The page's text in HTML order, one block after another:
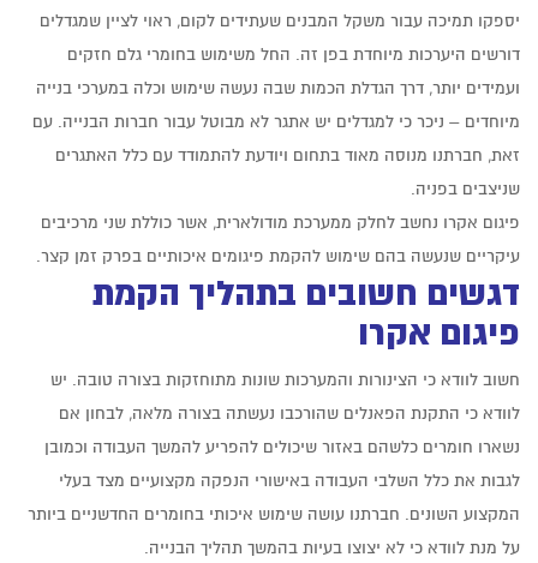
יספקו תמיכה עבור משקל המבנים שעתידים לקום, ראוי לציין שמגדלים
דורשים היערכות מיוחדת בפן זה. החל משימוש בחומרי גלם חזקים
ועמידים יותר, דרך הגדלת הכמות שבה נעשה שימוש וכלה במערכי בנייה
מיוחדים – ניכר כי למגדלים יש אתגר לא מבוטל עבור חברות הבנייה. עם
זאת, חברתנו מנוסה מאוד בתחום ויודעת להתמודד עם כלל האתגרים
שניצבים בפניה.
פיגום אקרו נחשב לחלק ממערכת מודולארית, אשר כוללת שני מרכיבים
עיקריים שנעשה בהם שימוש להקמת פיגומים איכותיים בפרק זמן קצר.
דגשים חשובים בתהליך הקמת
פיגום אקרו
חשוב לוודא כי הצינורות והמערכות שונות מתוחזקות בצורה טובה. יש
לוודא כי התקנת הפאנלים שהורכבו נעשתה בצורה מלאה, לבחון אם
נשארו חומרים כלשהם באזור שיכולים להפריע להמשך העבודה וכמובן
לגבות את כלל השלבי העבודה באישורי הנפקה מקצועיים מצד בעלי
המקצוע השונים. חברתנו עושה שימוש איכותי בחומרים החדשניים ביותר
על מנת לוודא כי לא יצוצו בעיות בהמשך תהליך הבנייה.